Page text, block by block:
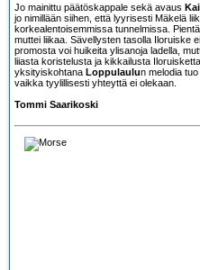
Jo mainittu päätöskappale sekä avaus
jo nimillään siihen, että lyyrisesti Mäkelä
korkealentoisemmissa tunnelmissa.
muttei liikaa. Sävellysten tasolla Iloruiske
promosta voi huikeita ylisanoja ladella,
liiasta koristelusta ja kikkailusta
yksityiskohtana Loppulaulun melodia
vaikka tyylillisesti yhteyttä ei olekaan.
Tommi Saarikoski